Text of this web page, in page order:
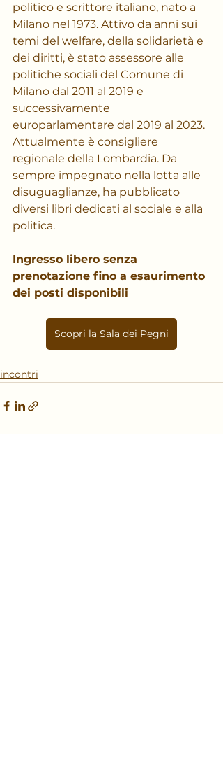
politico e scrittore italiano, nato a
Milano nel 1973. Attivo da anni sui
temi del welfare, della solidarietà e
dei diritti, è stato assessore alle
politiche sociali del Comune di
Milano dal 2011 al 2019 e
successivamente
europarlamentare dal 2019 al 2023.
Attualmente è consigliere
regionale della Lombardia. Da
sempre impegnato nella lotta alle
disuguaglianze, ha pubblicato
diversi libri dedicati al sociale e alla
politica.
Ingresso libero senza
prenotazione fino a esaurimento
dei posti disponibili
Scopri la Sala dei Pegni
incontri